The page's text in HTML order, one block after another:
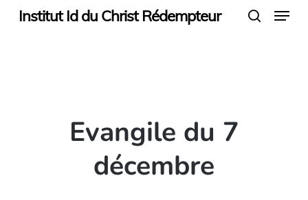
SkipInstitut Id du Christ Rédempteur Menu
Evangile du 7
décembre